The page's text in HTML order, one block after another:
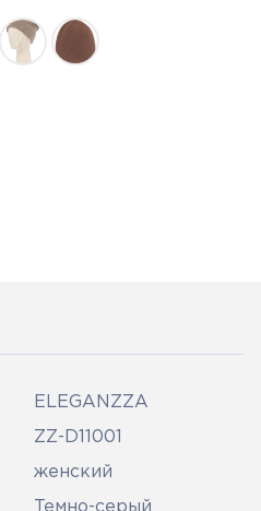
ELEGANZZA
ZZ-D11001
женский
Темно-серый